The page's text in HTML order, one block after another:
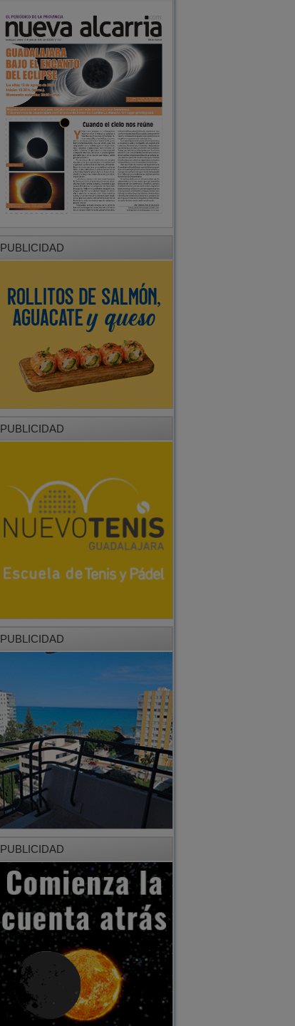
PUBLICIDAD
PUBLICIDAD
PUBLICIDAD
PUBLICIDAD